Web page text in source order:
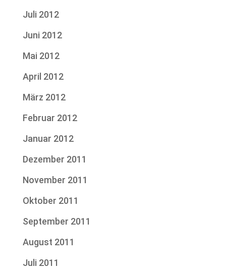
Juli 2012
Juni 2012
Mai 2012
April 2012
März 2012
Februar 2012
Januar 2012
Dezember 2011
November 2011
Oktober 2011
September 2011
August 2011
Juli 2011